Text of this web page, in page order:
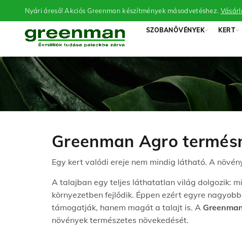
Nyári áreső! Akciós Greenman készítmények másodvetéshez.
SZOBANÖVÉNYEK KERT
Greenman Agro
Egy kert valódi ereje nem mindig látható. A
A talajban egy teljes láthatatlan világ dolgozik:
környezetben fejlődik. Éppen ezért egyre
támogatják, hanem magát a talajt is. A
növények természetes növekedését.